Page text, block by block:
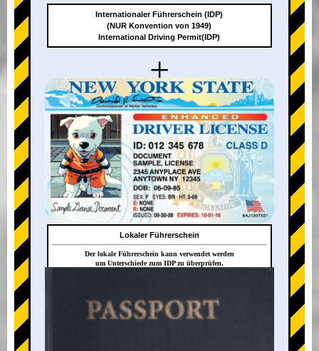
+
+
Internationaler Führerschein (IDP)
(NUR Konvention von 1949)
International Driving Permit(IDP)
Lokaler Führerschein
Der lokale Führerschein kann verwendet werden
um Unterschiede zum IDP zu überprüfen.